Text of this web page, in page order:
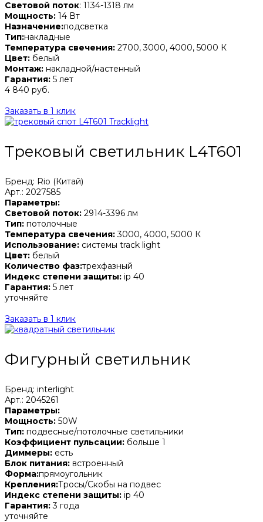
Световой поток: 1134-1318 лм
Мощность: 14 Вт
Назначение:подсветка
Тип:накладные
Температура свечения: 2700, 3000, 4000, 5000 К
Цвет: белый
Монтаж: накладной/настенный
Гарантия: 5 лет
4 840 руб.
Заказать в 1 клик
Трековый светильник L4T601
Бренд: Rio (Китай)
Арт.: 2027585
Параметры:
Световой поток: 2914-3396 лм
Тип: потолочные
Температура свечения:3000, 4000, 5000 К
Использование: системы track light
Цвет: белый
Количество фаз:трехфазный
Индекс степени защиты: ip 40
Гарантия: 5 лет
уточняйте
Заказать в 1 клик
Фигурный светильник
Бренд: interlight
Арт.: 2045261
Параметры:
Мощность: 50W
Тип: подвесные/потолочные светильники
Коэффициент пульсации: больше 1
Диммеры: есть
Блок питания: встроенный
Форма:прямоугольник
Крепления:Тросы/Скобы на подвес
Индекс степени защиты: ip 40
Гарантия:3 года
уточняйте